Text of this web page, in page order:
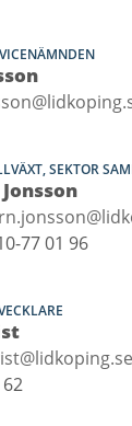
SEKTOR
77 01 96